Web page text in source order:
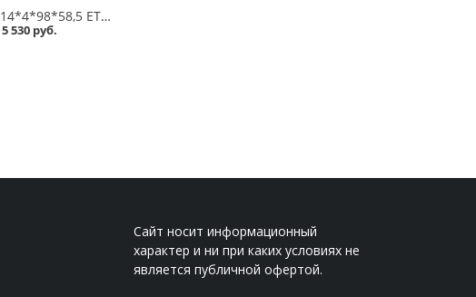
Диск 5,5*14*4*98*58,5 ET35 iFree Эвил Нео-классик в Кургане
5 530 руб.
Сайт носит информационный
характер и ни при каких условиях не
является публичной офертой.